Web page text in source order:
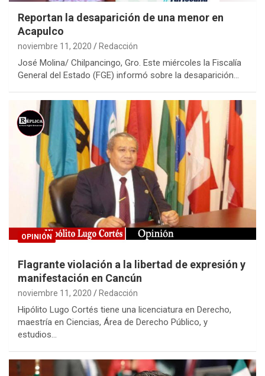
Reportan la desaparición de una menor en
Acapulco
noviembre 11, 2020 Redacción
José Molina/ Chilpancingo, Gro. Este miércoles la Fiscalía
General del Estado (FGE) informó sobre la desaparición…
OPINIÓN
Flagrante violación a la libertad de expresión y
manifestación en Cancún
noviembre 11, 2020 Redacción
Hipólito Lugo Cortés tiene una licenciatura en Derecho,
maestría en Ciencias, Área de Derecho Público, y
estudios…